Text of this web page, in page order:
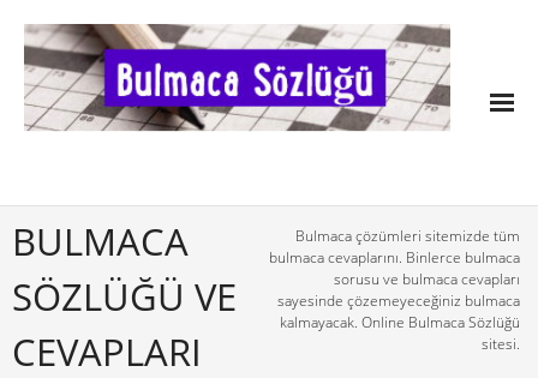
BULMACA
SÖZLÜĞÜ VE
CEVAPLARI
Bulmaca çözümleri sitemizde tüm
bulmaca cevaplarını. Binlerce bulmaca
sorusu ve bulmaca cevapları
sayesinde çözemeyeceğiniz bulmaca
kalmayacak. Online Bulmaca Sözlüğü
sitesi.